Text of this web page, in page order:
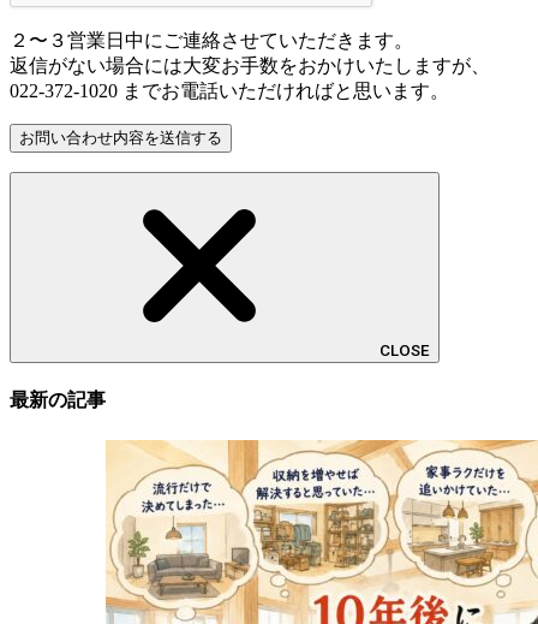
２〜３営業日中にご連絡させていただきます。
返信がない場合には大変お手数をおかけいたしますが、
022-372-1020 までお電話いただければと思います。
CLOSE
最新の記事